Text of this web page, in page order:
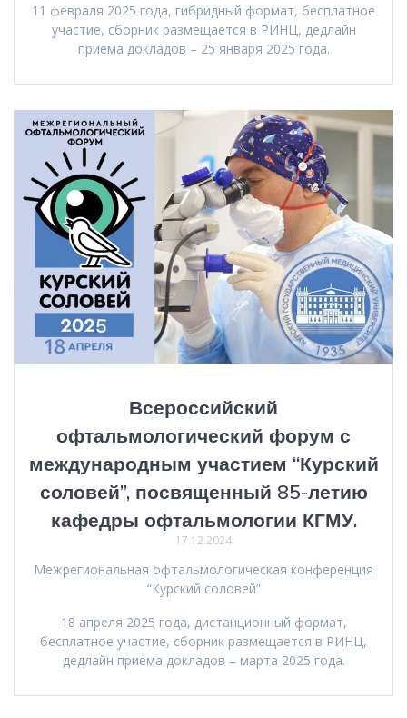
11 февраля 2025 года, гибридный формат, бесплатное
участие, сборник размещается в РИНЦ, дедлайн
приема докладов – 25 января 2025 года.
Всероссийский
офтальмологический форум с
международным участием “Курский
соловей”, посвященный 85-летию
кафедры офтальмологии КГМУ.
17.12.2024
Межрегиональная офтальмологическая конференция
“Курский соловей”
18 апреля 2025 года, дистанционный формат,
бесплатное участие, сборник размещается в РИНЦ,
дедлайн приема докладов – марта 2025 года.